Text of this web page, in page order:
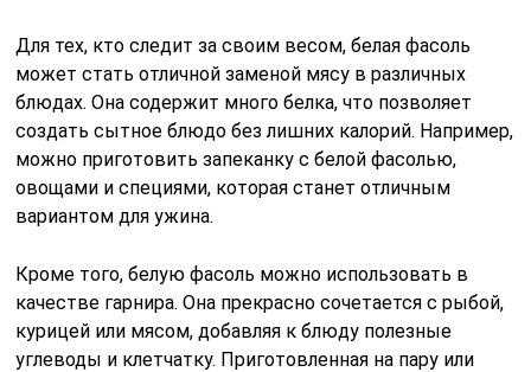
Для тех, кто следит за своим весом, белая фасоль
может стать отличной заменой мясу в различных
блюдах. Она содержит много белка, что позволяет
создать сытное блюдо без лишних калорий. Например,
можно приготовить запеканку с белой фасолью,
овощами и специями, которая станет отличным
вариантом для ужина.
Кроме того, белую фасоль можно использовать в
качестве гарнира. Она прекрасно сочетается с рыбой,
курицей или мясом, добавляя к блюду полезные
углеводы и клетчатку. Приготовленная на пару или